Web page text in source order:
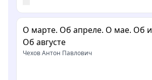
О марте. Об апреле. О мае. Об
Об августе
Чехов Антон Павлович